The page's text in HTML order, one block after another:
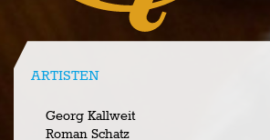
ARTISTEN
Georg Kallweit
Roman Schatz